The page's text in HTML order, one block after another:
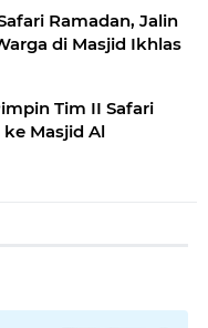
Ramadan, Jalin
di Masjid Ikhlas
Tim II Safari
Masjid Al